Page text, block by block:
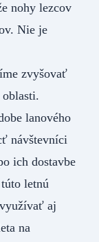
nohy lezcov
Nie je
zvyšovať
lanového
návštevníci
ich dostavbe
letnú
aj
na